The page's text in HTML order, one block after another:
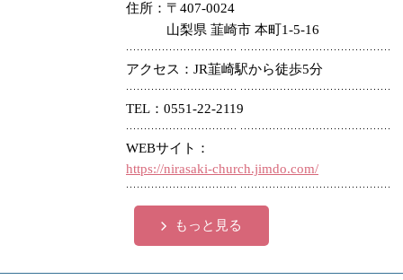
住所
〒407-0024
山梨県 韮崎市 本町1-5-16
アクセス JR韮崎駅から徒歩5分
TEL 0551-22-2119
WEBサイト
https://nirasaki-church.jimdo.com/
もっと見る